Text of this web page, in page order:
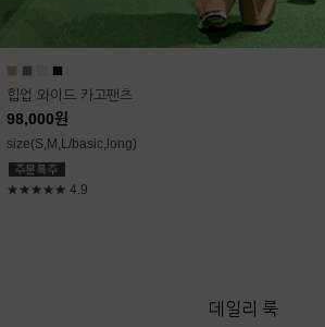
힙업 와이드 카고팬츠
98,000원
size(S,M,L/basic,long)
★★★★★ 4.9
데일리 룩